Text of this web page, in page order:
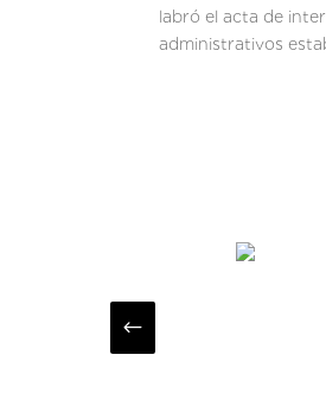
labró el acta de
administrativos
#